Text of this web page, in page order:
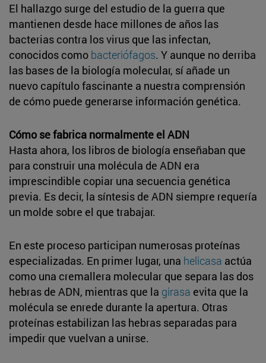
El hallazgo surge del estudio de la guerra que
mantienen desde hace millones de años las
bacterias contra los virus que las infectan,
conocidos como bacteriófagos. Y aunque no derriba
las bases de la biología molecular, sí añade un
nuevo capítulo fascinante a nuestra comprensión
de cómo puede generarse información genética.
Cómo se fabrica normalmente el ADN
Hasta ahora, los libros de biología enseñaban que
para construir una molécula de ADN era
imprescindible copiar una secuencia genética
previa. Es decir, la síntesis de ADN siempre requería
un molde sobre el que trabajar.
En este proceso participan numerosas proteínas
especializadas. En primer lugar, una helicasa actúa
como una cremallera molecular que separa las dos
hebras de ADN, mientras que la girasa evita que la
molécula se enrede durante la apertura. Otras
proteínas estabilizan las hebras separadas para
impedir que vuelvan a unirse.